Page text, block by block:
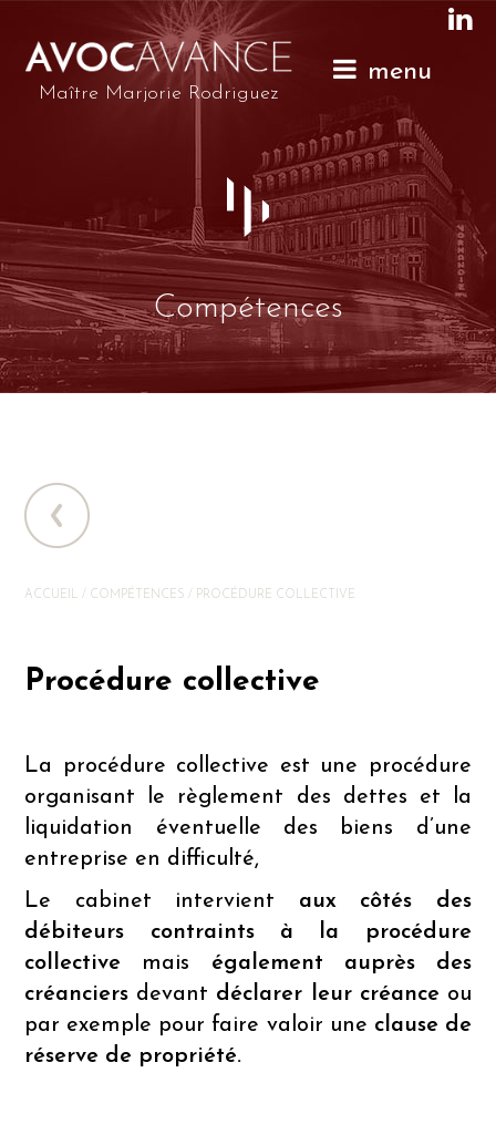
Maître Marjorie Rodriguez
menu
Compétences
ACCUEIL / COMPÉTENCES / PROCÉDURE COLLECTIVE
Procédure collective
La procédure collective est une
procédure
organisant le règlement des dettes et la
liquidation éventuelle des biens d’une
entreprise en difficulté,
Le cabinet intervient aux côtés des
débiteurs contraints à la procédure
collective mais également auprès des
créanciers devant déclarer leur créance ou
par exemple pour faire valoir une clause de
réserve de propriété.